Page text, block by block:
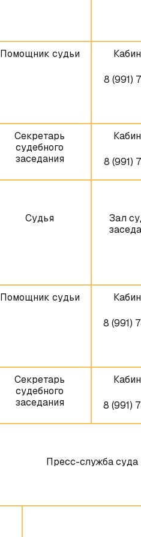
Помощник судьи
8 (991)
Секретарь
судебного
заседания
8 (991)
Судья
Зал
Помощник судьи
8 (991)
Секретарь
судебного
заседания
8 (991)
Пресс-служба суда